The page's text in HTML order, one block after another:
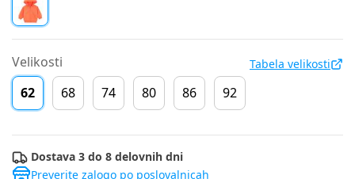
Velikosti Tabela velikosti
62 68 74 80 86 92
Dostava 3 do 8 delovnih dni
Preverite zalogo po poslovalnicah